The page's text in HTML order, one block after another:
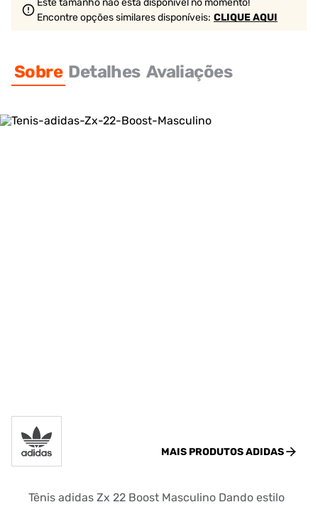
Este tamanho não está disponível no momento!
Encontre opções similaresdisponíveis: CLIQUE AQUI
Sobre Detalhes Avaliações
MAIS PRODUTOSADIDAS
Tênis adidas Zx 22 Boost Masculino Dando estilo